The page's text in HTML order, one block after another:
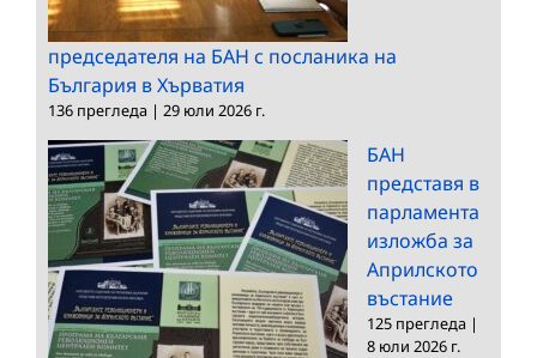
председателя на БАН с посланика на
България в Хърватия
136 прегледа | 29 юли 2026 г.
БАН
представя в
парламента
изложба за
Априлското
въстание
125 прегледа |
8 юли 2026 г.